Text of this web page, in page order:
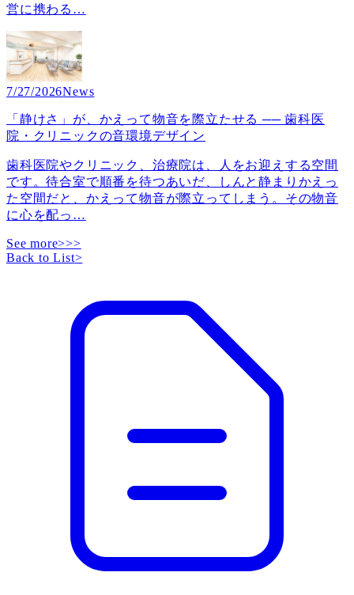
営に携わる …
7/27/2026News
「静けさ」が、かえって物音を際立たせる ── 歯科医
院・クリニックの音環境デザイン
歯科医院やクリニック、治療院は、人をお迎えする空間
です。待合室で順番を待つあいだ、しんと静まりかえっ
た空間だと、かえって物音が際立ってしまう。その物音
に心を配っ …
See more>>>
Back to List>